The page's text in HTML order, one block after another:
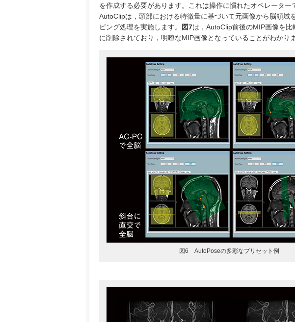
を作成する必要があります。これは操作に慣れたオペレーター
AutoClipは，頭部における特徴量に基づいて元画像から脳領域
ピング処理を実施します。
図7は，AutoClip前後のMIP画像を
に削除されており，明瞭なMIP画像となっていることがわかりま
図6 AutoPoseの多彩なプリセット例